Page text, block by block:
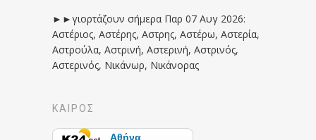
►►γιορτάζουν σήμερα Παρ 07 Αυγ 2026:
Αστέριος, Αστέρης, Αστρης, Αστέρω, Αστερία,
Αστρούλα, Αστρινή, Αστερινή, Αστρινός,
Αστερινός, Νικάνωρ, Νικάνορας
ΚΑΙΡΟΣ